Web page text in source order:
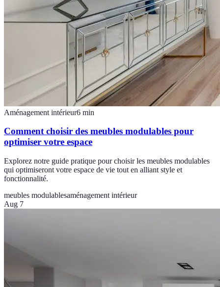
Aménagement intérieur6 min
Comment choisir des meubles modulables pour
optimiser votre espace
Explorez notre guide pratique pour choisir les meubles modulables
qui optimiseront votre espace de vie tout en alliant style et
fonctionnalité.
meubles modulablesaménagement intérieur
Aug 7